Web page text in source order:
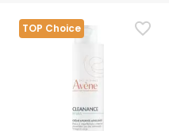
TOP Choice